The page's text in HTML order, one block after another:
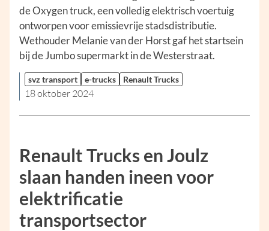
de Oxygen truck, een volledig elektrisch voertuig
ontworpen voor emissievrije stadsdistributie.
Wethouder Melanie van der Horst gaf het startsein
bij de Jumbo supermarkt in de Westerstraat.
svz transport e-trucks Renault Trucks
18 oktober 2024
Renault Trucks en Joulz
slaan handen ineen voor
elektrificatie
transportsector